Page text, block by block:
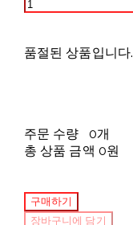
품절된 상품입니다.
주문 수량
0개
총 상품 금액 0원
구매하기
장바구니에 담기